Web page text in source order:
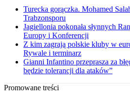
Turecka gorączka. Mohamed
Trabzonsporu
Jagiellonia pokonała słynnych
Europy i Konferencji
Z kim zagrają polskie kluby w
Rywale i terminarz
Gianni Infantino przeprasza za
będzie tolerancji dla ataków”
Promowane treści